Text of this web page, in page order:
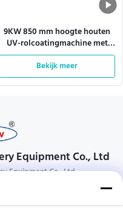
9KW 850 mm hoogte houten
UV-rolcoatingmachine met
motor
Bekijk meer
Equipment Co., Ltd
Equipment Co., Ltd
op.